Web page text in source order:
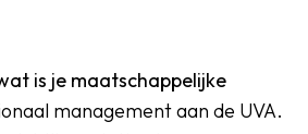
is je maatschappelijke
management aan de UVA.